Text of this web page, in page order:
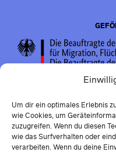
Um dir ein optimales Erlebnis
wie Cookies, um
zuzugreifen. Wenn du diesen
wie das Surfverhalten oder
verarbeiten. Wenn du deine